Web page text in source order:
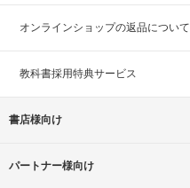
オンラインショップの返品について
教科書採用特典サービス
書店様向け
パートナー様向け